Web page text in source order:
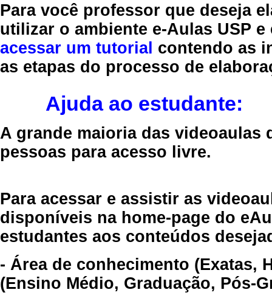
Para você professor que deseja
utilizar o ambiente e-Aulas USP
acessar um tutorial contendo as
as etapas do processo de
Ajuda ao estudante:
A grande maioria das videoaulas
pessoas para acesso livre.
Para acessar e assistir as
disponíveis na home-page do
estudantes aos conteúdos
- Área de conhecimento (Exatas,
(Ensino Médio, Graduação, Pós-